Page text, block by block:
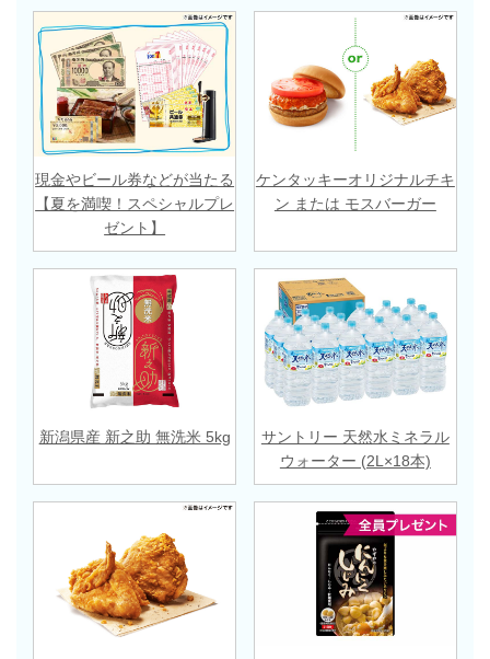
現金やビール券などが当たる
【夏を満喫！スペシャルプレ
ゼント】
ケンタッキーオリジナルチキ
ン または モスバーガー
新潟県産 新之助 無洗米 5kg
サントリー 天然水ミネラル
ウォーター (2L×18本)